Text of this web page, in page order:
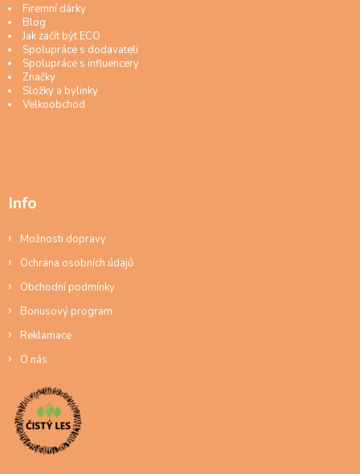
Firemní dárky
Blog
Jak začít být ECO
Spolupráce s dodavateli
Spolupráce s influencery
Značky
Složky a bylinky
Velkoobchod
Info
Možnosti dopravy
Ochrana osobních údajů
Obchodní podmínky
Bonusový program
Reklamace
O nás